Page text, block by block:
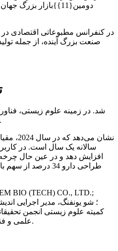
صنعت بزرگ آینده، از جمله
تغییر صنعت را از رویکردهای سنتی «تجربه‌محور» و «آزمایش-و-و{5}}خطا{6}}محور به سمت یک پارادایم جدید با ویژگی‌های «داده محور» و «مدل{8}محرک» هدایت می‌کند.
سالانه یک سال است. در
کمیته علوم زیستی انجمن
علمی و فناوری، تعمیق پرورش استعدادهای{7}بالا و تبادل علمی، و ارائه خدمات جامع مانند مشاوره فنی و تفسیر خط مشی، برای رفع تنگناها در کل زنجیره از آزمایشگاه تا خط تولید.